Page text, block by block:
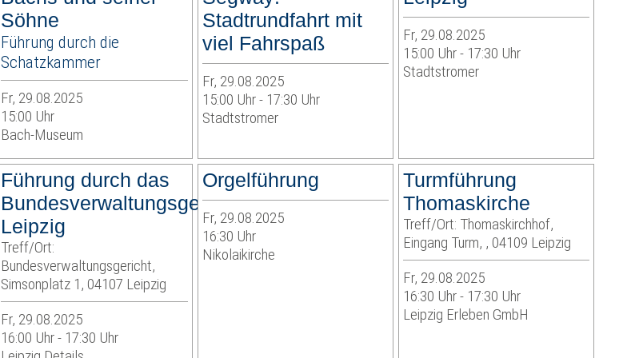
Söhne
Führung durch die
Schatzkammer
Fr, 29.08.2025
15:00 Uhr
Bach-Museum
Stadtrundfahrt mit
viel Fahrspaß
Fr, 29.08.2025
15:00 Uhr - 17:30 Uhr
Stadtstromer
Fr, 29.08.2025
15:00 Uhr - 17:30 Uhr
Stadtstromer
Führung durch das
Bundesverwaltungsgericht
Leipzig
Treff/Ort:
Bundesverwaltungsgericht,
Simsonplatz 1, 04107 Leipzig
Fr, 29.08.2025
16:00 Uhr - 17:30 Uhr
Orgelführung
Fr, 29.08.2025
16:30 Uhr
Nikolaikirche
Turmführung
Thomaskirche
Treff/Ort: Thomaskirchhof,
Eingang Turm, , 04109 Leipzig
Fr, 29.08.2025
16:30 Uhr - 17:30 Uhr
Leipzig Erleben GmbH